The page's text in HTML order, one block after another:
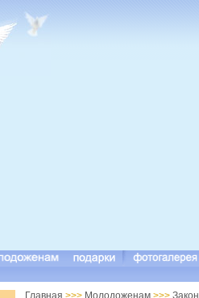
Главная >>> Молодоженам >>>